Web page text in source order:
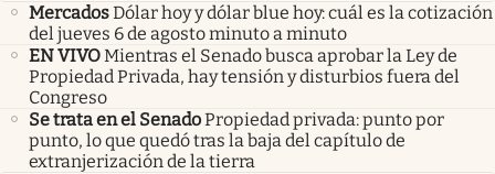
MercadosDólar hoy y dólar blue hoy: cuál es la cotización
del jueves 6 de agosto minuto a minuto
EN VIVOMientras el Senado busca aprobar la Ley de
Propiedad Privada, hay tensión y disturbios fuera del
Congreso
Se trata en el SenadoPropiedad privada: punto por
punto, lo que quedó tras la baja del capítulo de
extranjerización de la tierra